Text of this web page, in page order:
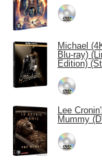
Michael
Blu-ray)
Edition)
Lee
Mummy